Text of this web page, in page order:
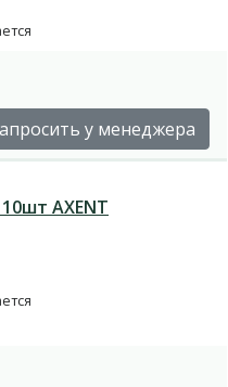
у менеджера
AXENT